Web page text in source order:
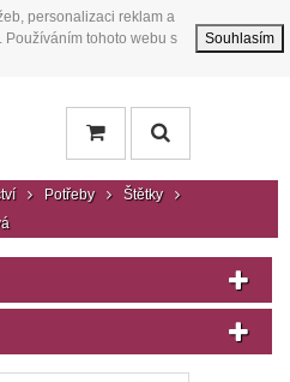
personalizaci reklam a
tohoto webu s
Souhlasím
Potřeby
Štětky